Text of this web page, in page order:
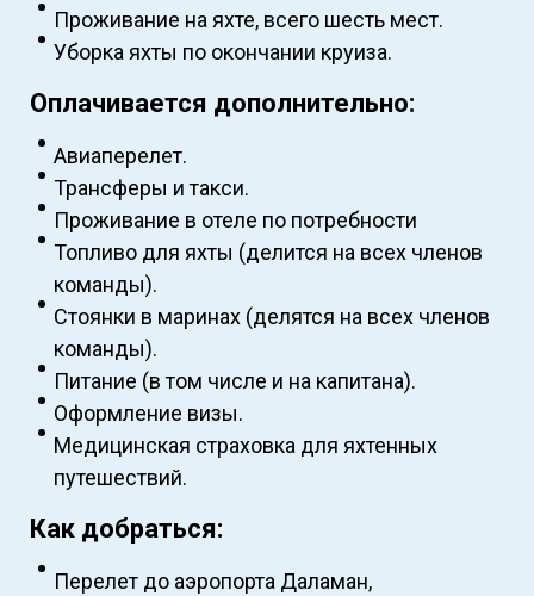
Проживание на яхте, всего шесть мест.
Уборка яхты по окончании круиза.
Оплачивается дополнительно:
Авиаперелет.
Трансферы и такси.
Проживание в отеле по потребности
Топливо для яхты (делится на всех членов
команды).
Стоянки в маринах (делятся на всех членов
команды).
Питание (в том числе и на капитана).
Оформление визы.
Медицинская страховка для яхтенных
путешествий.
Как добраться:
Перелет до аэропорта Даламан,